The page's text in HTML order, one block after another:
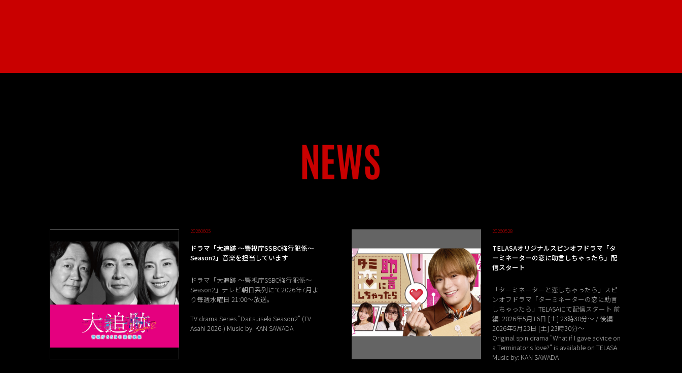
20260605
ドラマ「大追跡 ～警視庁SSBC強行犯係～
Season2」音楽を担当しています
ドラマ「大追跡 ～警視庁SSBC強行犯係～
Season2」テレビ朝日系列にて2026年7月よ
り毎週水曜日 21:00〜放送。
TV drama Series "Daitsuiseki Season2" (TV
Asahi 2026-) Music by: KAN SAWADA
20260528
TELASAオリジナルスピンオフドラマ「タ
ーミネーターの恋に助言しちゃったら」配
信スタート
「ターミネーターと恋しちゃったら」スピ
ンオフドラマ「ターミネーターの恋に助言
しちゃったら」TELASAにて配信スタート 前
編: 2026年5月16日 [土] 23時30分〜 / 後編:
2026年5月23日 [土] 23時30分～
Original spin drama "What if I gave advice on
a Terminator's love?" is available on TELASA.
Music by: KAN SAWADA